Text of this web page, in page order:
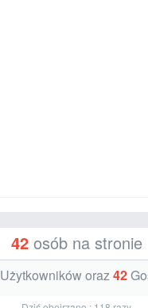
42osób na stronie
Użytkowników oraz42